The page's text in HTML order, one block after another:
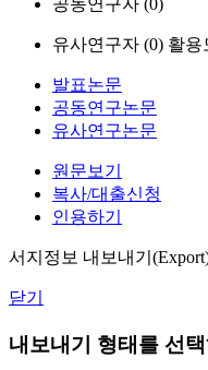
공동연구자 (0)
유사연구자 (0) 활용
발표논문
공동연구논문
유사연구논문
원문보기
복사/대출신청
인용하기
서지정보 내보내기
닫기
내보내기 형태를 선